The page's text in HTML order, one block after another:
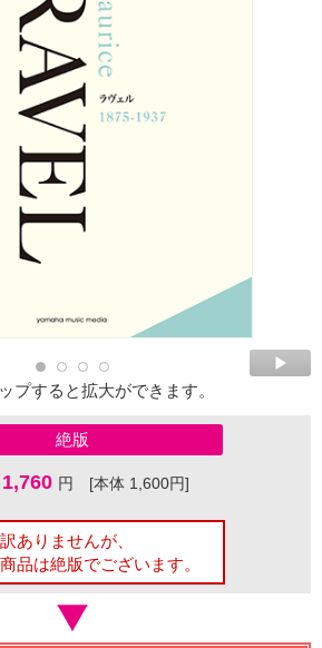
プすると拡大ができます。
絶版
1,760 円 [本体 1,600円]
ありませんが、
品は絶版でございます。